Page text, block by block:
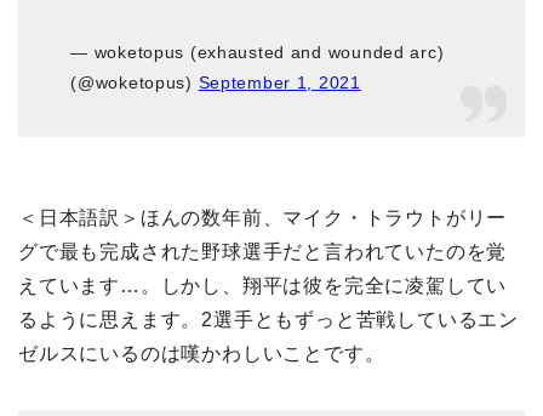
— woketopus (exhausted and wounded arc)
(@woketopus) September 1, 2021
＜日本語訳＞ほんの数年前、マイク・トラウトがリー
グで最も完成された野球選手だと言われていたのを覚
えています…。しかし、翔平は彼を完全に凌駕してい
るように思えます。2選手ともずっと苦戦しているエン
ゼルスにいるのは嘆かわしいことです。